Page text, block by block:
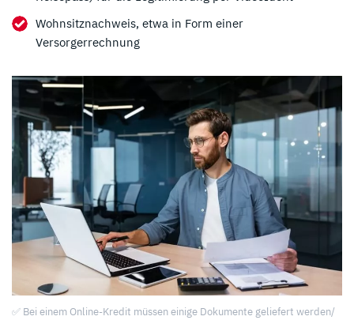
Wohnsitznachweis, etwa in Form einer
Versorgerrechnung
✅ Bei einem Online-Kredit müssen einige Dokumente geliefert werden/